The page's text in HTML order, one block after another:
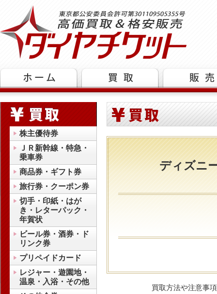
株主優待券
ＪＲ新幹線・特急・
乗車券
商品券・ギフト券
旅行券・クーポン券
切手・印紙・はが
き・レターパック・
年賀状
ビール券・酒券・ド
リンク券
プリペイドカード
レジャー・遊園地・
温泉・入浴・その他
ディズニ
買取方法や注意事